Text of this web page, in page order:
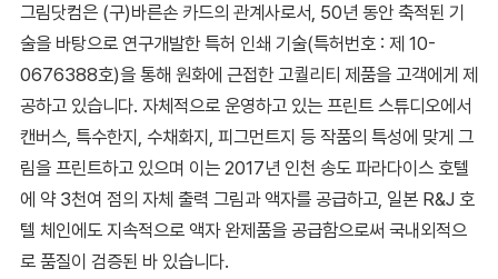
그림닷컴은 (구)바른손 카드의 관계사로서, 50년 동안 축적된 기
술을 바탕으로 연구개발한 특허 인쇄 기술(특허번호 : 제 10-
0676388호)을 통해 원화에 근접한 고퀄리티 제품을 고객에게 제
공하고 있습니다. 자체적으로 운영하고 있는 프린트 스튜디오에서
캔버스, 특수한지, 수채화지, 피그먼트지 등 작품의 특성에 맞게 그
림을 프린트하고 있으며 이는 2017년 인천 송도 파라다이스 호텔
에 약 3천여 점의 자체 출력 그림과 액자를 공급하고, 일본 R&J 호
텔 체인에도 지속적으로 액자 완제품을 공급함으로써 국내외적으
로 품질이 검증된 바 있습니다.